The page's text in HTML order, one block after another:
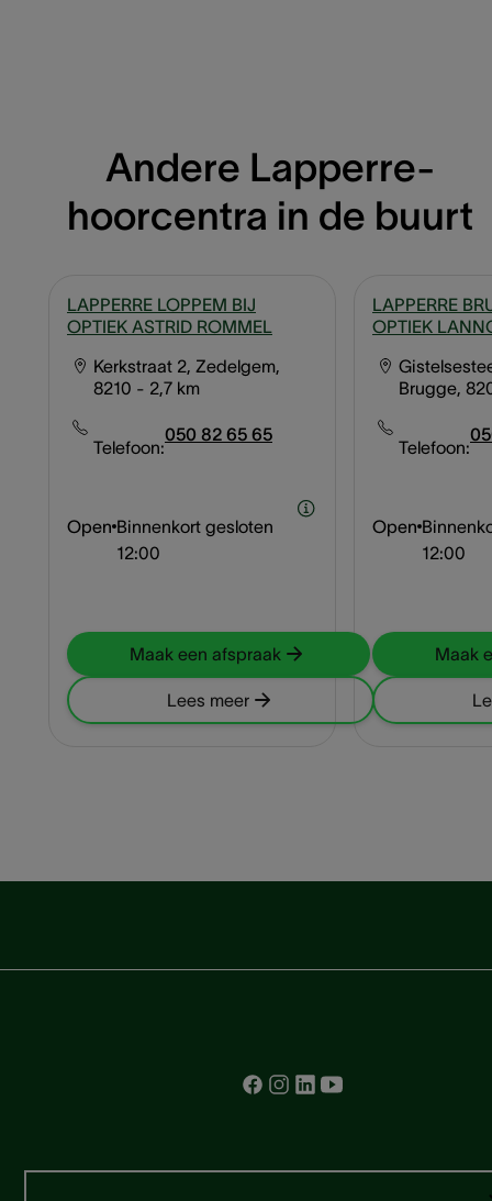
Andere Lapperre-
hoorcentra in de buurt
LAPPERRE LOPPEM BIJ
OPTIEK ASTRID ROMMEL
Kerkstraat 2, Zedelgem,
8210 - 2,7 km
Telefoon:
050 82 65 65
Open Binnenkort gesloten
12:00
Maak een afspraak
Lees meer
LAPPERRE
OPTIEK
Brugge,
Telefoon:
Open
12:00
Maak